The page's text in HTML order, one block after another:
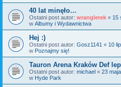
40 lat minęło…
Ostatni post autor: wranglerek « 15
w Albumy i Wydawnictwa
Hej :)
Ostatni post autor: Gosz1141 « 10
w Poznajmy się!
Tauron Arena Kraków Def
Ostatni post autor: michael « 23
w Hyde Park